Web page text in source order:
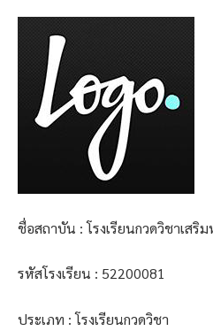
ชื่อสถาบัน : โรงเรียนกวดวิชาเส
รหัสโรงเรียน : 52200081
ประเภท : โรงเรียนกวดวิชา